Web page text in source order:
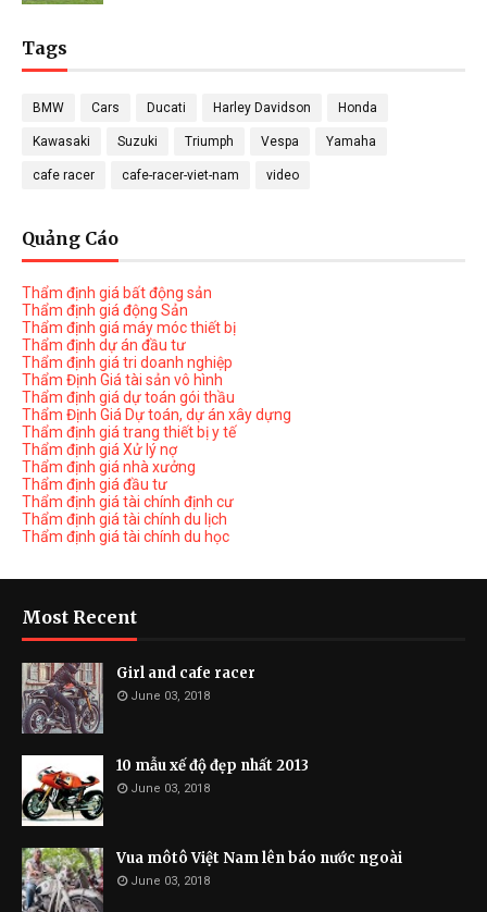
Tags
BMW Cars Ducati Harley Davidson Honda
Kawasaki Suzuki Triumph Vespa Yamaha
cafe racer cafe-racer-viet-nam video
Quảng Cáo
Thẩm định giá bất động sản
Thẩm định giá động Sản
Thẩm định giá máy móc thiết bị
Thẩm định dự án đầu tư
Thẩm định giá tri doanh nghiệp
Thẩm Định Giá tài sản vô hình
Thẩm định giá dự toán gói thầu
Thẩm Định Giá Dự toán, dự án xây dựng
Thẩm định giá trang thiết bị y tế
Thẩm định giá Xử lý nợ
Thẩm định giá nhà xưởng
Thẩm định giá đầu tư
Thẩm định giá tài chính định cư
Thẩm định giá tài chính du lịch
Thẩm định giá tài chính du học
Most Recent
Girl and cafe racer
June 03, 2018
10 mẫu xế độ đẹp nhất 2013
June 03, 2018
Vua môtô Việt Nam lên báo nước ngoài
June 03, 2018